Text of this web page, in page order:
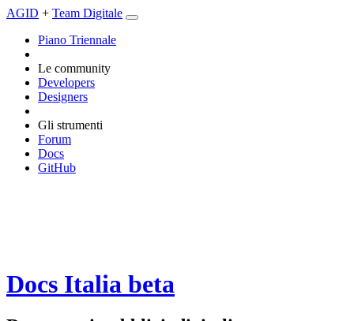
AGID + Team Digitale
Piano Triennale
Le community
Developers
Designers
Gli strumenti
Forum
Docs
GitHub
Docs Italia beta